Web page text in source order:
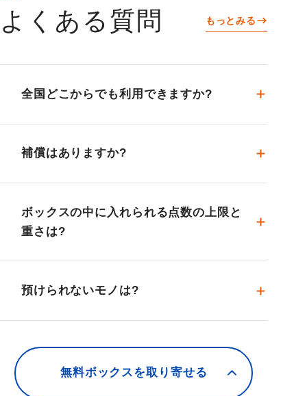
よくある質問 もっとみる
全国どこからでも利用できますか?
補償はありますか?
ボックスの中に入れられる点数の上限と
重さは?
預けられないモノは?
無料ボックスを取り寄せる